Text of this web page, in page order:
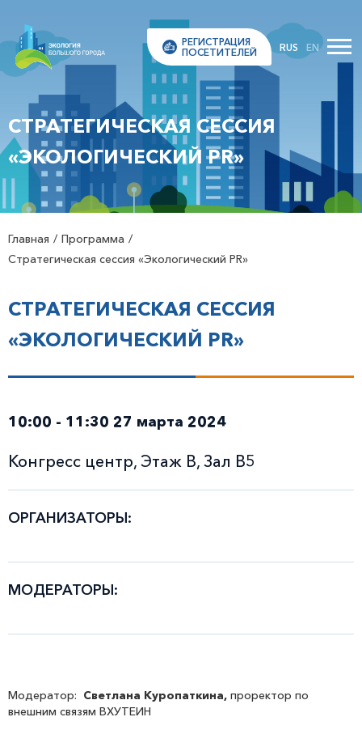
РЕГИСТРАЦИЯ
ПОСЕТИТЕЛЕЙ
RUS EN
СТРАТЕГИЧЕСКАЯ СЕССИЯ
«ЭКОЛОГИЧЕСКИЙ PR»
Главная
Программа
Стратегическая сессия «Экологический PR»
СТРАТЕГИЧЕСКАЯ СЕССИЯ
«ЭКОЛОГИЧЕСКИЙ PR»
10:00 - 11:30 27 марта 2024
Конгресс центр, Этаж В, Зал В5
ОРГАНИЗАТОРЫ:
МОДЕРАТОРЫ:
Модератор: Светлана Куропаткина, проректор по
внешним связям ВХУТЕИН